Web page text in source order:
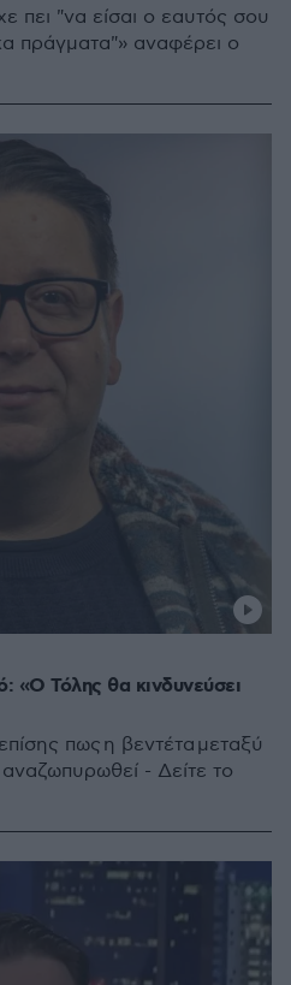
πει "να είσαι ο εαυτός σου
πράγματα"» αναφέρει ο
«Ο Τόλης θα κινδυνεύσει
πως η βεντέτα μεταξύ
- Δείτε το